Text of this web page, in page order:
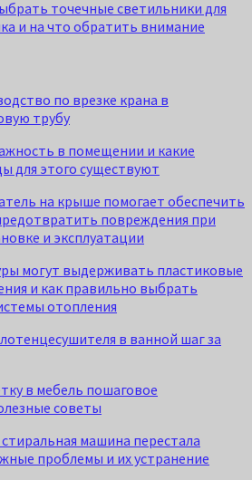
точечные светильники для
и на что обратить внимание
по врезке крана в
трубу
в помещении и какие
для этого существуют
на крыше помогает обеспечить
повреждения при
и эксплуатации
могут выдерживать пластиковые
и как правильно выбрать
отопления
в ванной шаг за
в мебель пошаговое
советы
машина перестала
проблемы и их устранение